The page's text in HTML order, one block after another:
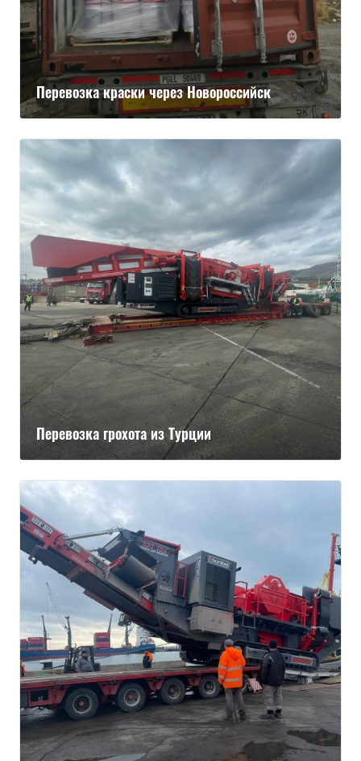
Перевозка краски через Новороссийск
Перевозка грохота из Турции